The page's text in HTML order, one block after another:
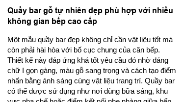
Quầy bar gỗ tự nhiên đẹp phù hợp với nhiều
không gian bếp cao cấp
Một mẫu quầy bar đẹp không chỉ cần vật liệu tốt mà
còn phải hài hòa với bố cục chung của căn bếp.
Thiết kế này đáp ứng khá tốt yêu cầu đó nhờ dáng
chữ I gọn gàng, màu gỗ sang trọng và cách tạo điểm
nhấn bằng ánh sáng cùng vật liệu trang trí. Quầy bar
có thể được sử dụng như nơi dùng bữa sáng, khu